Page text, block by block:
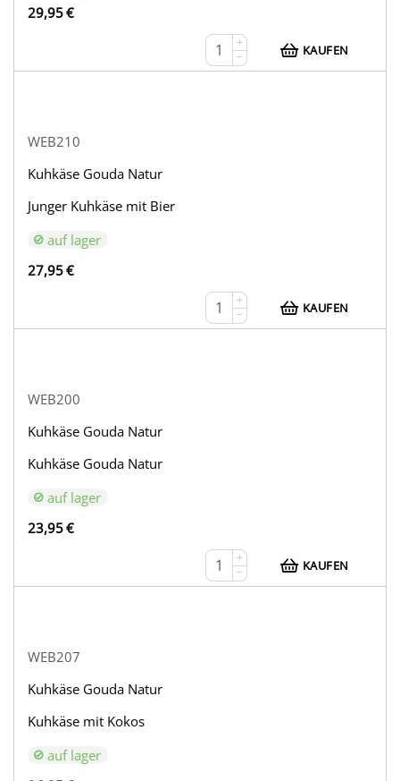
29,95€
+
−
KAUFEN
WEB210
Kuhkäse Gouda Natur
Junger Kuhkäse mit Bier
auf lager
27,95€
+
−
KAUFEN
WEB200
Kuhkäse Gouda Natur
Kuhkäse Gouda Natur
auf lager
23,95€
+
−
KAUFEN
WEB207
Kuhkäse Gouda Natur
Kuhkäse mit Kokos
auf lager